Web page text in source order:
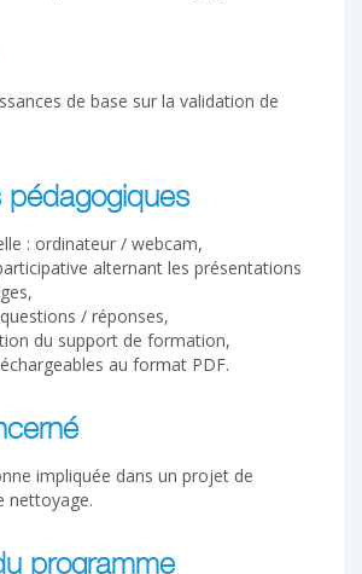
de base sur la validation de
pédagogiques
: ordinateur / webcam,
alternant les présentations
/ réponses,
du support de formation,
au format PDF.
impliquée dans un projet de
nettoyage.
programme